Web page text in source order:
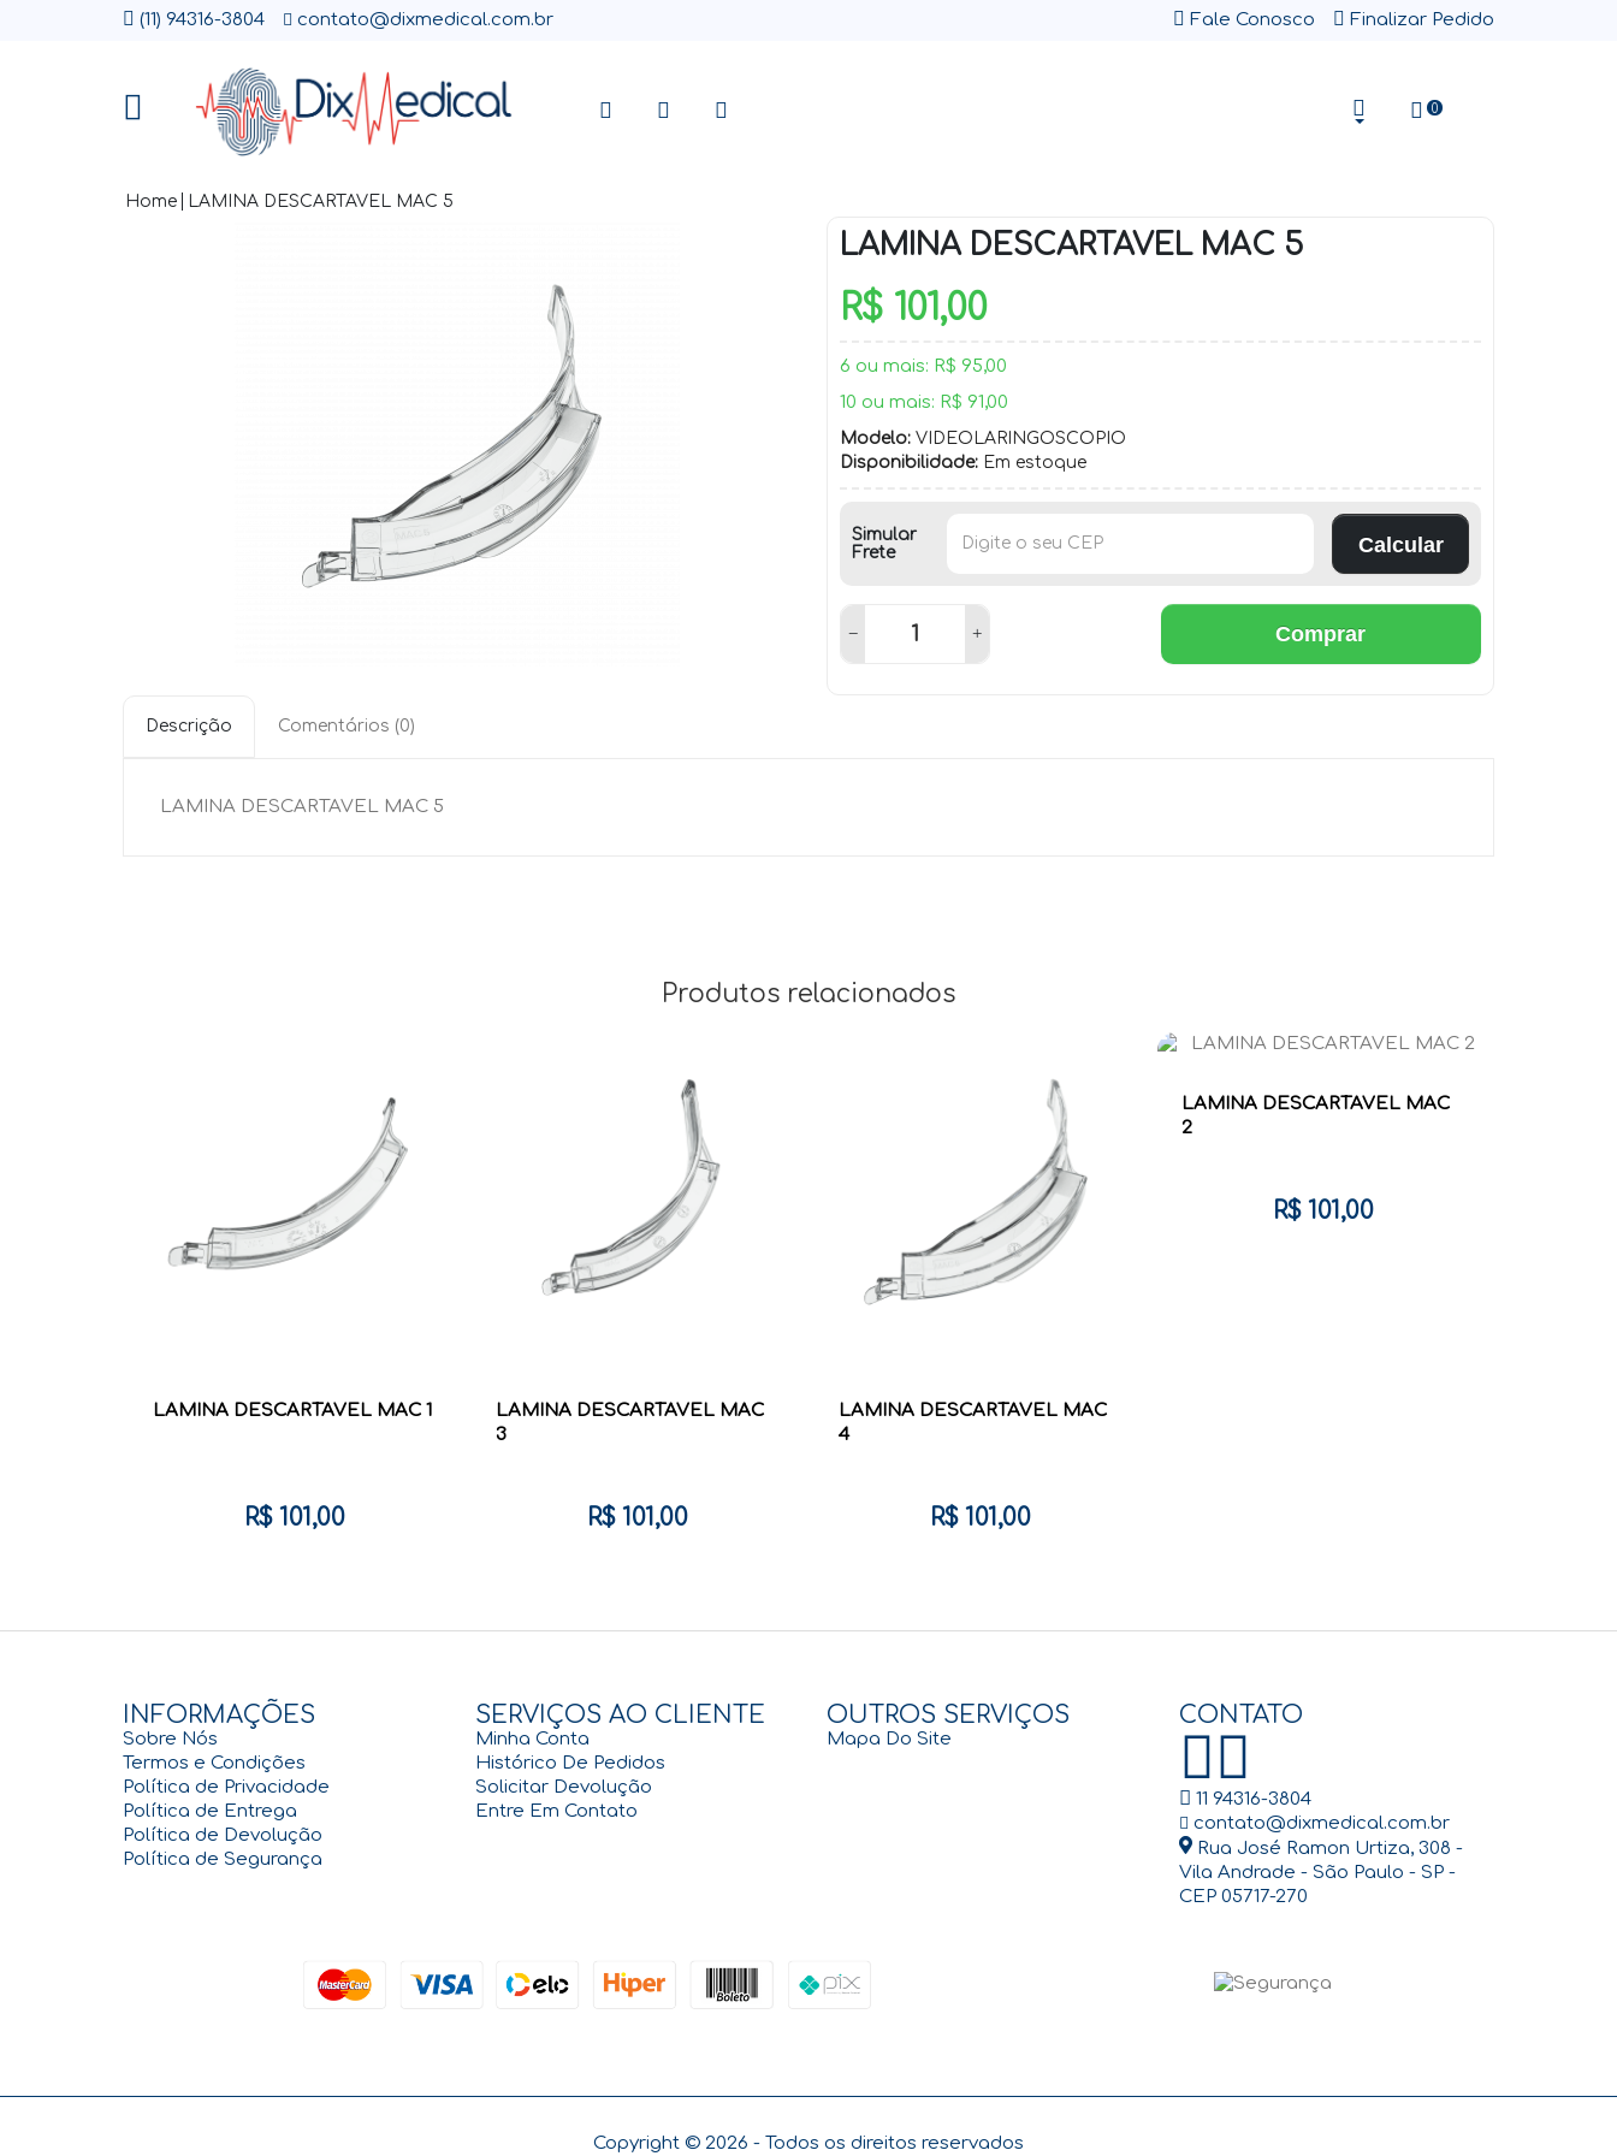
(11) 94316-3804 contato@dixmedical.com.br Fale Conosco Finalizar Pedido
0
Home LAMINA DESCARTAVEL MAC 5
LAMINA DESCARTAVEL MAC 5
R$ 101,00
6 ou mais: R$ 95,00
10 ou mais: R$ 91,00
Modelo: VIDEOLARINGOSCOPIO
Disponibilidade: Em estoque
Simular
Frete
Calcular
Comprar
Descrição Comentários (0)
LAMINA DESCARTAVEL MAC 5
Produtos relacionados
LAMINA DESCARTAVEL MAC 1
R$ 101,00
LAMINA DESCARTAVEL MAC
3
R$ 101,00
LAMINA DESCARTAVEL MAC
4
R$ 101,00
LAMINA DESCARTAVEL MAC
2
R$ 101,00
INFORMAÇÕES
Sobre Nós
Termos e Condições
Política de Privacidade
Política de Entrega
Política de Devolução
Política de Segurança
SERVIÇOS AO CLIENTE
Minha Conta
Histórico De Pedidos
Solicitar Devolução
Entre Em Contato
OUTROS SERVIÇOS
Mapa Do Site
CONTATO
11 94316-3804
contato@dixmedical.com.br
Rua José Ramon Urtiza, 308 -
Vila Andrade - São Paulo - SP -
CEP 05717-270
Copyright © 2026 - Todos os direitos reservados